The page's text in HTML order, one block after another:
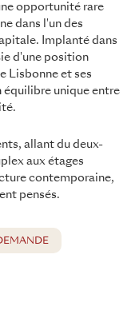
opportunité rare
dans l'un des
Implanté dans
d'une position
Lisbonne et ses
équilibre unique entre
allant du deux-
aux étages
contemporaine,
pensés.